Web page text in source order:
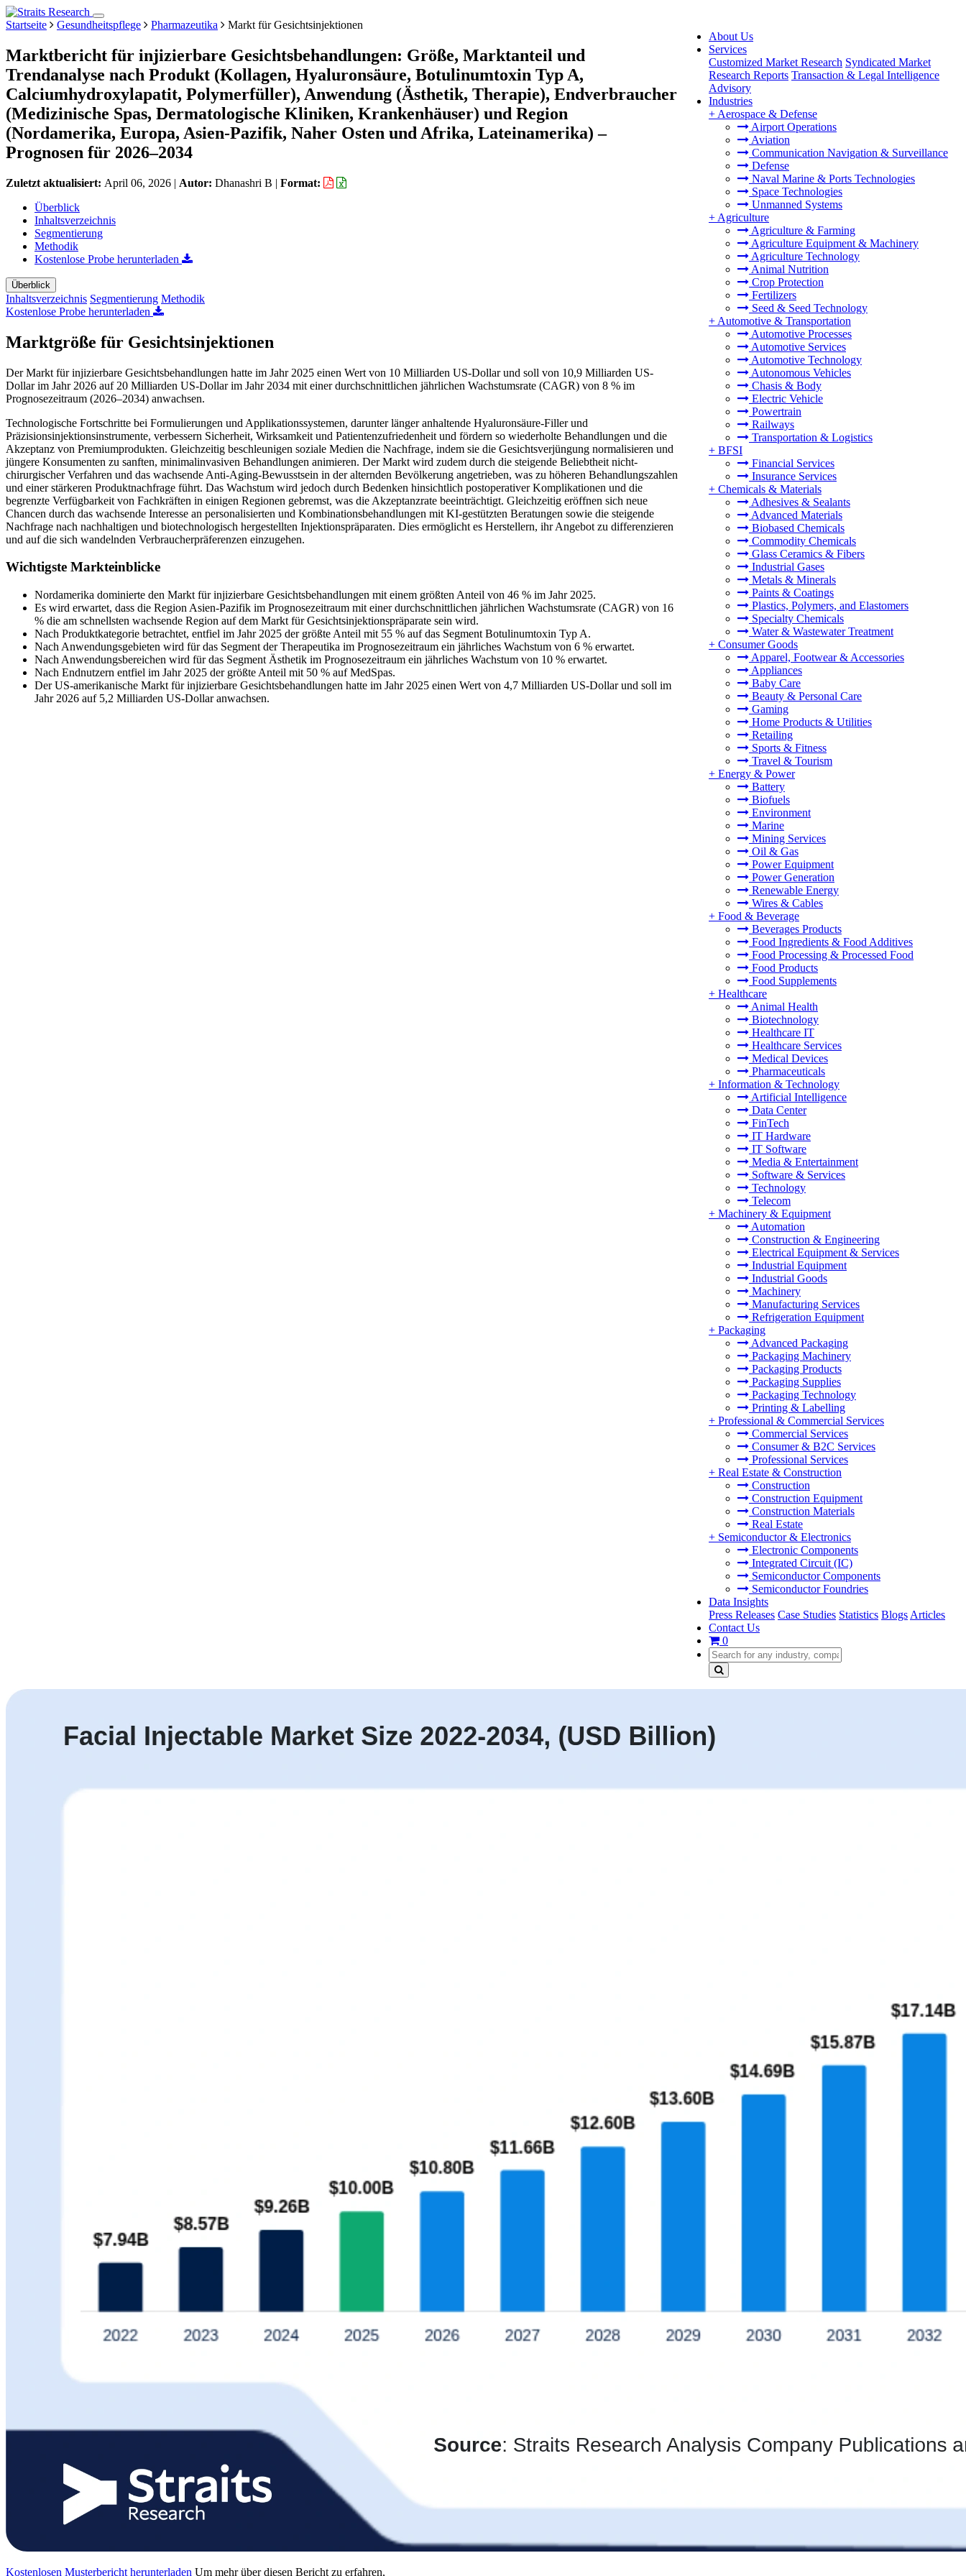
About Us
Services
Customized Market Research Syndicated Market
Research Reports Transaction & Legal Intelligence
Advisory
Industries
+ Aerospace & Defense
Airport Operations
Aviation
Communication Navigation & Surveillance
Defense
Naval Marine & Ports Technologies
Space Technologies
Unmanned Systems
+ Agriculture
Agriculture & Farming
Agriculture Equipment & Machinery
Agriculture Technology
Animal Nutrition
Crop Protection
Fertilizers
Seed & Seed Technology
+ Automotive & Transportation
Automotive Processes
Automotive Services
Automotive Technology
Autonomous Vehicles
Chasis & Body
Electric Vehicle
Powertrain
Railways
Transportation & Logistics
+ BFSI
Financial Services
Insurance Services
+ Chemicals & Materials
Adhesives & Sealants
Advanced Materials
Biobased Chemicals
Commodity Chemicals
Glass Ceramics & Fibers
Industrial Gases
Metals & Minerals
Paints & Coatings
Plastics, Polymers, and Elastomers
Specialty Chemicals
Water & Wastewater Treatment
+ Consumer Goods
Apparel, Footwear & Accessories
Appliances
Baby Care
Beauty & Personal Care
Gaming
Home Products & Utilities
Retailing
Sports & Fitness
Travel & Tourism
+ Energy & Power
Battery
Biofuels
Environment
Marine
Mining Services
Oil & Gas
Power Equipment
Power Generation
Renewable Energy
Wires & Cables
+ Food & Beverage
Beverages Products
Food Ingredients & Food Additives
Food Processing & Processed Food
Food Products
Food Supplements
+ Healthcare
Animal Health
Biotechnology
Healthcare IT
Healthcare Services
Medical Devices
Pharmaceuticals
+ Information & Technology
Artificial Intelligence
Data Center
FinTech
IT Hardware
IT Software
Media & Entertainment
Software & Services
Technology
Telecom
+ Machinery & Equipment
Automation
Construction & Engineering
Electrical Equipment & Services
Industrial Equipment
Industrial Goods
Machinery
Manufacturing Services
Refrigeration Equipment
+ Packaging
Advanced Packaging
Packaging Machinery
Packaging Products
Packaging Supplies
Packaging Technology
Printing & Labelling
+ Professional & Commercial Services
Commercial Services
Consumer & B2C Services
Professional Services
+ Real Estate & Construction
Construction
Construction Equipment
Construction Materials
Real Estate
+ Semiconductor & Electronics
Electronic Components
Integrated Circuit (IC)
Semiconductor Components
Semiconductor Foundries
Data Insights
Press Releases Case Studies Statistics Blogs Articles
Contact Us
0
Startseite Gesundheitspflege Pharmazeutika Markt für Gesichtsinjektionen
Marktbericht für injizierbare Gesichtsbehandlungen: Größe, Marktanteil und
Trendanalyse nach Produkt (Kollagen, Hyaluronsäure, Botulinumtoxin Typ A,
Calciumhydroxylapatit, Polymerfüller), Anwendung (Ästhetik, Therapie), Endverbraucher
(Medizinische Spas, Dermatologische Kliniken, Krankenhäuser) und Region
(Nordamerika, Europa, Asien-Pazifik, Naher Osten und Afrika, Lateinamerika) –
Prognosen für 2026–2034
Zuletzt aktualisiert: April 06, 2026 | Autor: Dhanashri B | Format:
Überblick
Inhaltsverzeichnis
Segmentierung
Methodik
Kostenlose Probe herunterladen
Überblick
Inhaltsverzeichnis Segmentierung Methodik
Kostenlose Probe herunterladen
Marktgröße für Gesichtsinjektionen
Der Markt für injizierbare Gesichtsbehandlungen hatte im Jahr 2025 einen Wert von 10 Milliarden US-Dollar und soll von 10,9 Milliarden US-
Dollar im Jahr 2026 auf 20 Milliarden US-Dollar im Jahr 2034 mit einer durchschnittlichen jährlichen Wachstumsrate (CAGR) von 8 % im
Prognosezeitraum (2026–2034) anwachsen.
Technologische Fortschritte bei Formulierungen und Applikationssystemen, darunter länger anhaltende Hyaluronsäure-Filler und
Präzisionsinjektionsinstrumente, verbessern Sicherheit, Wirksamkeit und Patientenzufriedenheit und fördern so wiederholte Behandlungen und die
Akzeptanz von Premiumprodukten. Gleichzeitig beschleunigen soziale Medien die Nachfrage, indem sie die Gesichtsverjüngung normalisieren und
jüngere Konsumenten zu sanften, minimalinvasiven Behandlungen animieren. Der Markt wird zudem durch die steigende Beliebtheit nicht-
chirurgischer Verfahren und das wachsende Anti-Aging-Bewusstsein in der alternden Bevölkerung angetrieben, was zu höheren Behandlungszahlen
und einer stärkeren Produktnachfrage führt. Das Wachstum wird jedoch durch Bedenken hinsichtlich postoperativer Komplikationen und die
begrenzte Verfügbarkeit von Fachkräften in einigen Regionen gebremst, was die Akzeptanzrate beeinträchtigt. Gleichzeitig eröffnen sich neue
Chancen durch das wachsende Interesse an personalisierten und Kombinationsbehandlungen mit KI-gestützten Beratungen sowie die steigende
Nachfrage nach nachhaltigen und biotechnologisch hergestellten Injektionspräparaten. Dies ermöglicht es Herstellern, ihr Angebot zu differenzieren
und auf die sich wandelnden Verbraucherpräferenzen einzugehen.
Wichtigste Markteinblicke
Nordamerika dominierte den Markt für injizierbare Gesichtsbehandlungen mit einem größten Anteil von 46 % im Jahr 2025.
Es wird erwartet, dass die Region Asien-Pazifik im Prognosezeitraum mit einer durchschnittlichen jährlichen Wachstumsrate (CAGR) von 16
% die am schnellsten wachsende Region auf dem Markt für Gesichtsinjektionspräparate sein wird.
Nach Produktkategorie betrachtet, entfiel im Jahr 2025 der größte Anteil mit 55 % auf das Segment Botulinumtoxin Typ A.
Nach Anwendungsgebieten wird für das Segment der Therapeutika im Prognosezeitraum ein jährliches Wachstum von 6 % erwartet.
Nach Anwendungsbereichen wird für das Segment Ästhetik im Prognosezeitraum ein jährliches Wachstum von 10 % erwartet.
Nach Endnutzern entfiel im Jahr 2025 der größte Anteil mit 50 % auf MedSpas.
Der US-amerikanische Markt für injizierbare Gesichtsbehandlungen hatte im Jahr 2025 einen Wert von 4,7 Milliarden US-Dollar und soll im
Jahr 2026 auf 5,2 Milliarden US-Dollar anwachsen.
Kostenlosen Musterbericht herunterladen Um mehr über diesen Bericht zu erfahren,